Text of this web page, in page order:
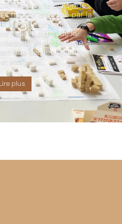
a eu le plaisir de
Chantier organisé par la
JURA à Dol’Expo, un
sous le signe de la
et du partage. À
Besset, Quentin
Morgane...
plus